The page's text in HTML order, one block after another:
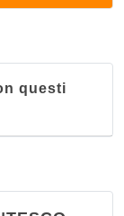
questi